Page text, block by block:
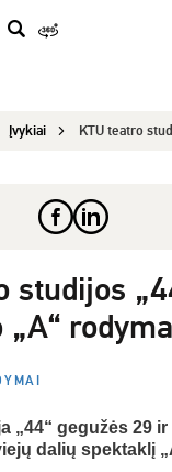
Įvykiai KTU teatro studijos „44“ spektaklio „A“
studijos
„44“ gegužės 29
dalių spektaklį